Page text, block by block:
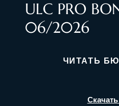
ULC PRO
06/2026
ЧИТАТЬ